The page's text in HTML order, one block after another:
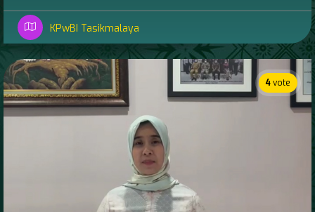
KPwBI Tasikmalaya
4vote